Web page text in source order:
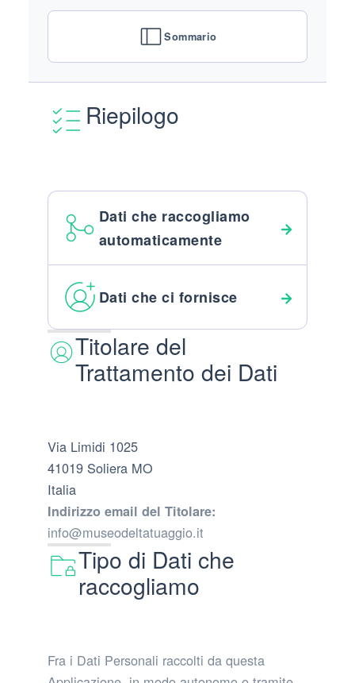
Sommario
Riepilogo
Dati che raccogliamo
automaticamente
Dati che ci fornisce
Titolare del
Trattamento dei Dati
Via Limidi 1025
41019 Soliera MO
Italia
Indirizzo email del Titolare:
info@museodeltatuaggio.it
Tipo di Dati che
raccogliamo
Fra i Dati Personali raccolti da questa